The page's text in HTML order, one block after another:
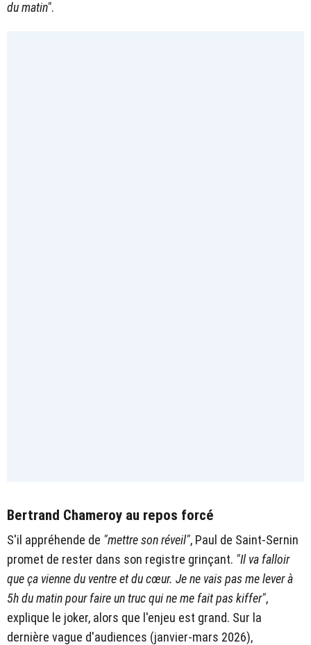
du matin".
Bertrand Chameroy au repos forcé
S'il appréhende de "mettre son réveil", Paul de Saint-Sernin
promet de rester dans son registre grinçant. "Il va falloir
que ça vienne du ventre et du cœur. Je ne vais pas me lever à
5h du matin pour faire un truc qui ne me fait pas kiffer",
explique le joker, alors que l'enjeu est grand. Sur la
dernière vague d'audiences (janvier-mars 2026),